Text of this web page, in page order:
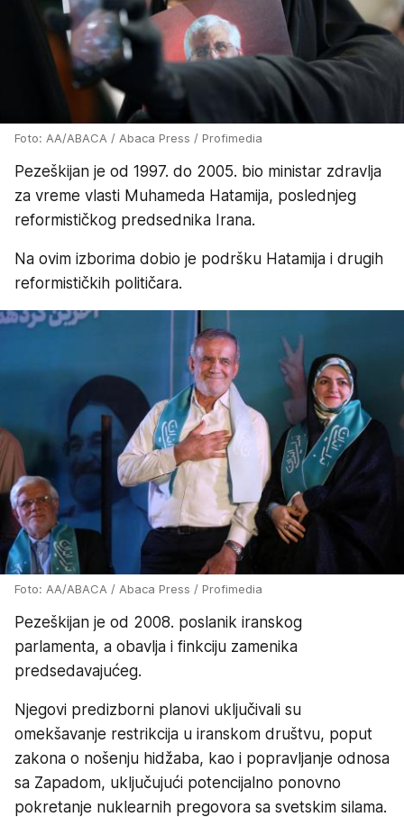
Foto: AA/ABACA / Abaca Press / Profimedia
Pezeškijan je od 1997. do 2005. bio ministar zdravlja
za vreme vlasti Muhameda Hatamija, poslednjeg
reformističkog predsednika Irana.
Na ovim izborima dobio je podršku Hatamija i drugih
reformističkih političara.
Foto: AA/ABACA / Abaca Press / Profimedia
Pezeškijan je od 2008. poslanik iranskog
parlamenta, a obavlja i finkciju zamenika
predsedavajućeg.
Njegovi predizborni planovi uključivali su
omekšavanje restrikcija u iranskom društvu, poput
zakona o nošenju hidžaba, kao i popravljanje odnosa
sa Zapadom, uključujući potencijalno ponovno
pokretanje nuklearnih pregovora sa svetskim silama.